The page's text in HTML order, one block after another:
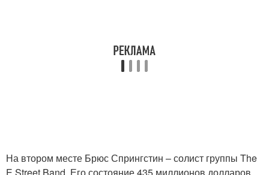
На втором месте Брюс Спрингстин – солист группы The